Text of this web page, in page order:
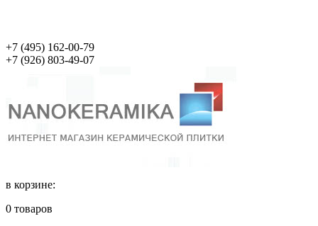
+7 (495) 162-00-79
+7 (926) 803-49-07
в корзине:
0 товаров